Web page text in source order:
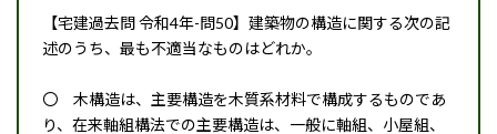
【宅建過去問 令和4年-問50】建築物の構造に関する次の記
述のうち、最も不適当なものはどれか。
〇 木構造は、主要構造を木質系材料で構成するものであ
り、在来軸組構法での主要構造は、一般に軸組、小屋組、